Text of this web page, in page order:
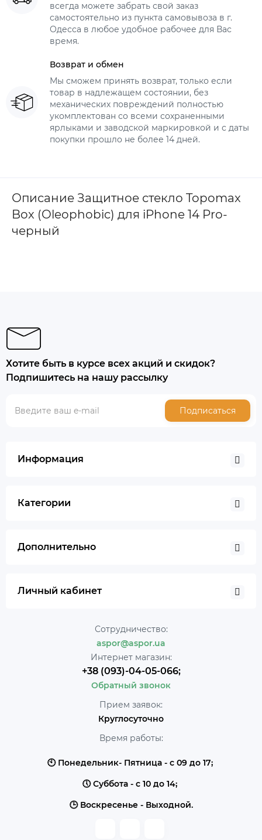
всегда можете забрать свой заказ
самостоятельно из пункта самовывоза в г.
Одесса в любое удобное рабочее для Вас
время.
Возврат и обмен
Мы сможем принять возврат, только если
товар в надлежащем состоянии, без
механических повреждений полностью
укомплектован со всеми сохраненными
ярлыками и заводской маркировкой и с даты
покупки прошло не более 14 дней.
Описание Защитное стекло Topomax
Box (Oleophobic) для iPhone 14 Pro-
черный
Хотите быть в курсе всех акций и скидок?
Подпишитесь на нашу рассылку
Подписаться
Информация
Категории
Дополнительно
Личный кабинет
Сотрудничество:
aspor@aspor.ua
Интернет магазин:
+38 (093)-04-05-066;
Обратный звонок
Прием заявок:
Круглосуточно
Время работы:
🕙 Понедельник- Пятница - с 09 до 17;
🕔 Суббота - с 10 до 14;
🕒 Воскресенье - Выходной.